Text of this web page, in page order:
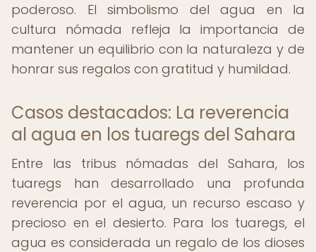
poderoso. El simbolismo del agua en la
cultura nómada refleja la importancia de
mantener un equilibrio con la naturaleza y de
honrar sus regalos con gratitud y humildad.
Casos destacados: La reverencia
al agua en los tuaregs del Sahara
Entre las tribus nómadas del Sahara, los
tuaregs han desarrollado una profunda
reverencia por el agua, un recurso escaso y
precioso en el desierto. Para los tuaregs, el
agua es considerada un regalo de los dioses